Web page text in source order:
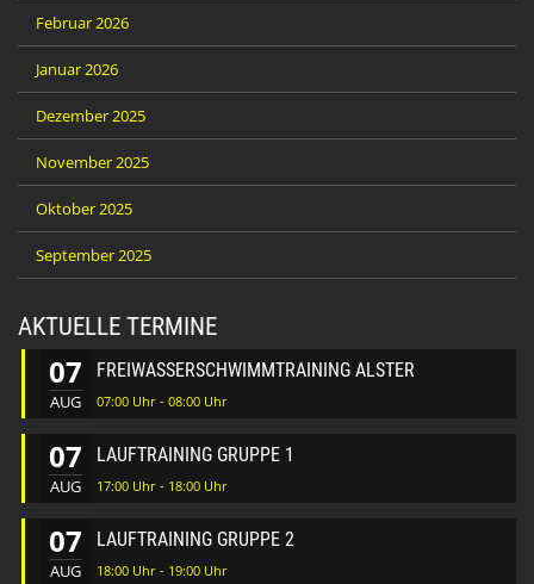
Februar 2026
Januar 2026
Dezember 2025
November 2025
Oktober 2025
September 2025
AKTUELLE TERMINE
07
AUG
FREIWASSERSCHWIMMTRAINING ALSTER
07:00 Uhr - 08:00 Uhr
07
AUG
LAUFTRAINING GRUPPE 1
17:00 Uhr - 18:00 Uhr
07
AUG
LAUFTRAINING GRUPPE 2
18:00 Uhr - 19:00 Uhr